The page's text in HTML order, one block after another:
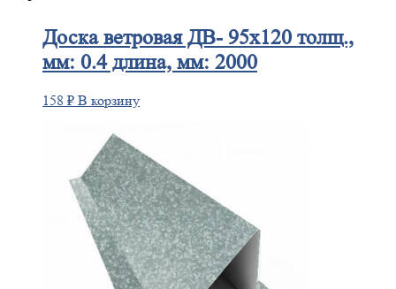
Доскаветровая ДВ- 95х120 толщ.,
мм: 0.4 длина, мм: 2000
158 ₽ В корзину